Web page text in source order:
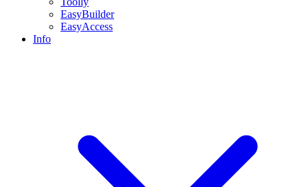
EasyBuilder
EasyAccess
Info